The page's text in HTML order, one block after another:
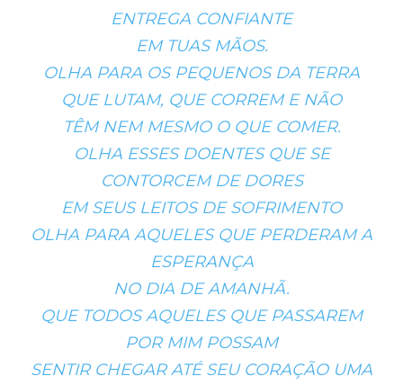
ENTREGA CONFIANTE
EM TUAS MÃOS.
OLHA PARA OS PEQUENOS DA TERRA
QUE LUTAM, QUE CORREM E NÃO
TÊM NEM MESMO O QUE COMER.
OLHA ESSES DOENTES QUE SE
CONTORCEM DE DORES
EM SEUS LEITOS DE SOFRIMENTO
OLHA PARA AQUELES QUE PERDERAM A
ESPERANÇA
NO DIA DE AMANHÃ.
QUE TODOS AQUELES QUE PASSAREM
POR MIM POSSAM
SENTIR CHEGAR ATÉ SEU CORAÇÃO UMA